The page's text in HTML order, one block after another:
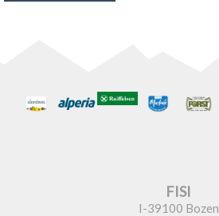
FISI
I-39100 Bozen